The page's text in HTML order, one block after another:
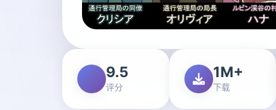
9.5
评分
1M+
下载